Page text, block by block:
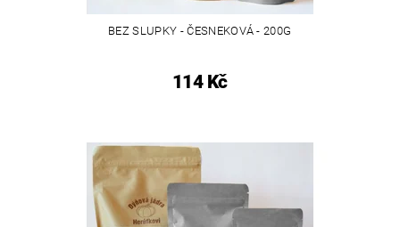
BEZ SLUPKY - ČESNEKOVÁ - 200G
114 Kč